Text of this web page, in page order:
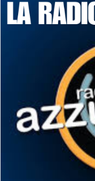
Risoluzione
Acquisti/Cessioni
tutte le operazioni degli
Il Novara è atteso dal
Mercoledì a Chiavari.
Orari Biglietteria
Per poter sottoscrivere
L'Editoriale Azzurro
a cura di Massimo